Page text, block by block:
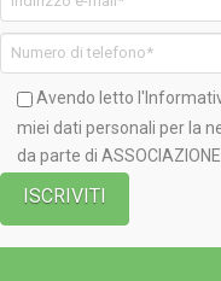
Avendo letto
miei dati personali per la
da parte di